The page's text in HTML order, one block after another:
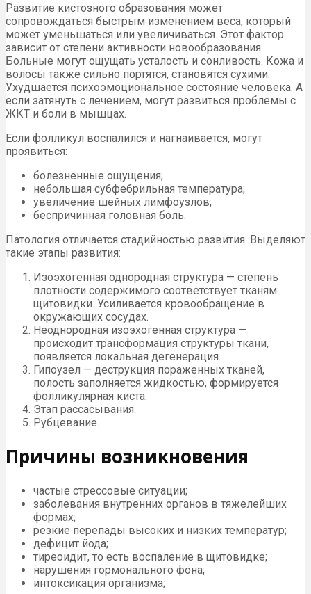
Развитие кистозного образования может
сопровождаться быстрым изменением веса, который
может уменьшаться или увеличиваться. Этот фактор
зависит от степени активности новообразования.
Больные могут ощущать усталость и сонливость. Кожа и
волосы также сильно портятся, становятся сухими.
Ухудшается психоэмоциональное состояние человека. А
если затянуть с лечением, могут развиться проблемы с
ЖКТ и боли в мышцах.
Если фолликул воспалился и нагнаивается, могут
проявиться:
болезненные ощущения;
небольшая субфебрильная температура;
увеличение шейных лимфоузлов;
беспричинная головная боль.
Патология отличается стадийностью развития. Выделяют
такие этапы развития:
Изоэхогенная однородная структура — степень
плотности содержимого соответствует тканям
щитовидки. Усиливается кровообращение в
окружающих сосудах.
Неоднородная изоэхогенная структура —
происходит трансформация структуры ткани,
появляется локальная дегенерация.
Гипоузел — деструкция пораженных тканей,
полость заполняется жидкостью, формируется
фолликулярная киста.
Этап рассасывания.
Рубцевание.
Причины возникновения
частые стрессовые ситуации;
заболевания внутренних органов в тяжелейших
формах;
резкие перепады высоких и низких температур;
дефицит йода;
тиреоидит, то есть воспаление в щитовидке;
нарушения гормонального фона;
интоксикация организма;